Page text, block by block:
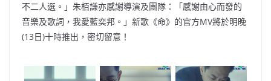
不二人選。」朱栢謙亦感謝導演及團隊：「感謝由心而發的
音樂及歌詞，我愛藍奕邦。」新歌《命》的官方MV將於明晚
(13日)十時推出，密切留意！